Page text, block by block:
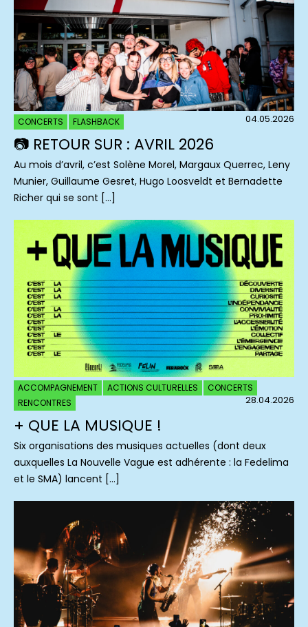
CONCERTS FLASHBACK 04.05.2026
📷 RETOUR SUR : AVRIL 2026
Au mois d’avril, c’est Solène Morel, Margaux Querrec, Leny
Munier, Guillaume Gesret, Hugo Loosveldt et Bernadette
Richer qui se sont […]
ACCOMPAGNEMENT ACTIONS CULTURELLES
CONCERTS
RENCONTRES
28.04.2026
+ QUE LA MUSIQUE !
Six organisations des musiques actuelles (dont deux
auxquelles La Nouvelle Vague est adhérente : la Fedelima
et le SMA) lancent […]